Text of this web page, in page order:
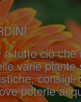
tutto ciò che
varie piante
consigli
poterle